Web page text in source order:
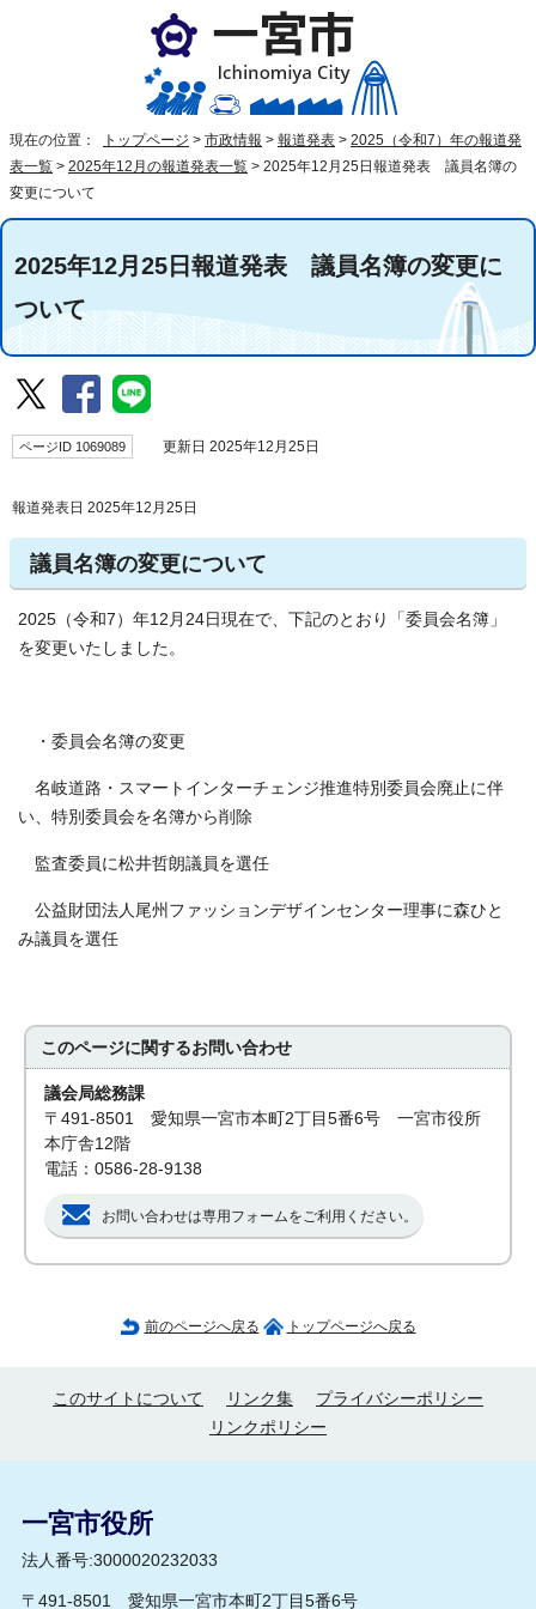
現在の位置： トップページ > 市政情報 > 報道発表 > 2025（令和7）年の報道発
表一覧 > 2025年12月の報道発表一覧 > 2025年12月25日報道発表 議員名簿の
変更について
2025年12月25日報道発表 議員名簿の変更に
ついて
ページID 1069089 更新日 2025年12月25日
報道発表日 2025年12月25日
議員名簿の変更について
2025（令和7）年12月24日現在で、下記のとおり「委員会名簿」
を変更いたしました。
・委員会名簿の変更
名岐道路・スマートインターチェンジ推進特別委員会廃止に伴
い、特別委員会を名簿から削除
監査委員に松井哲朗議員を選任
公益財団法人尾州ファッションデザインセンター理事に森ひと
み議員を選任
このページに関するお問い合わせ
議会局総務課
〒491-8501 愛知県一宮市本町2丁目5番6号 一宮市役所
本庁舎12階
電話：0586-28-9138
お問い合わせは専用フォームをご利用ください。
前のページへ戻る トップページへ戻る
このサイトについて リンク集
プライバシーポリシー
リンクポリシー
一宮市役所
法人番号:3000020232033
〒491-8501 愛知県一宮市本町2丁目5番6号